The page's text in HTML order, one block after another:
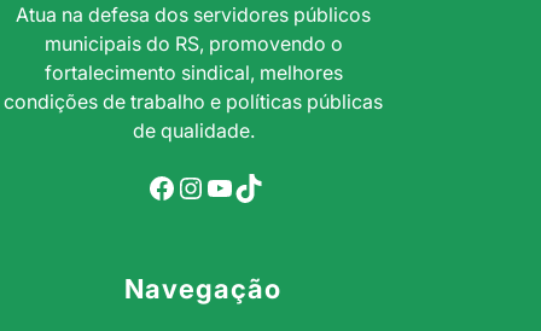
Atua na defesa dos servidores públicos
municipais do RS, promovendo o
fortalecimento sindical, melhores
condições de trabalho e políticas públicas
de qualidade.
Facebook Instagram YouTube TikTok
Navegação